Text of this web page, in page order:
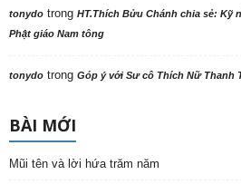
tonydo trong HT.Thích Bửu Chánh chia sẻ: Kỹ
Phật giáo Nam tông
tonydo trong Góp ý với Sư cô Thích Nữ Thanh
BÀI MỚI
Mũi tên và lời hứa trăm năm